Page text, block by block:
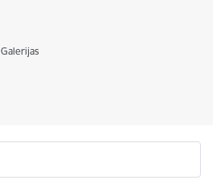
Galerijas